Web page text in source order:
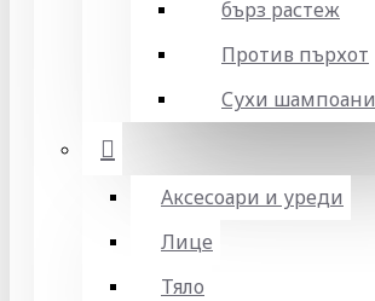
бърз растеж
Против пърхот
Сухи шампоани
Аксесоари и уреди
Лице
Тяло